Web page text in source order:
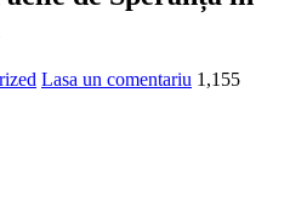
Lasa un comentariu 1,155